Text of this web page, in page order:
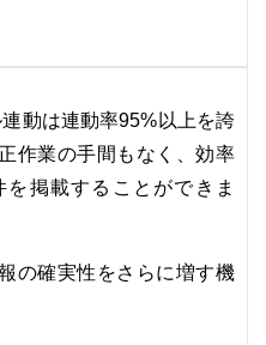
動は連動率95%以上を誇
作業の手間もなく、効率
掲載することができま
の確実性をさらに増す機